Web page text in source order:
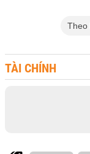
Theo
TÀI CHÍNH